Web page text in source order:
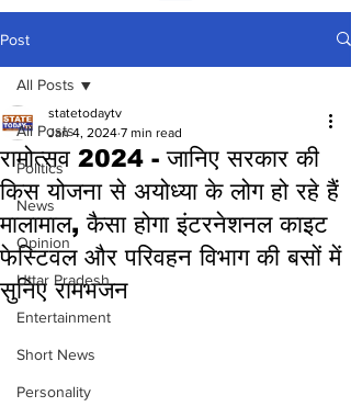
Post
All Posts
Politics
News
Opinion
Uttar Pradesh
Entertainment
Short News
Personality
All Posts
रामोत्सव 2024 - जानिए सरकार की
किस योजना से अयोध्या के लोग हो रहे हैं
मालामाल, कैसा होगा इंटरनेशनल काइट
फेस्टिवल और परिवहन विभाग की बसों में
सुनिए रामभजन
statetodaytv
Jan 4, 2024 7 min read